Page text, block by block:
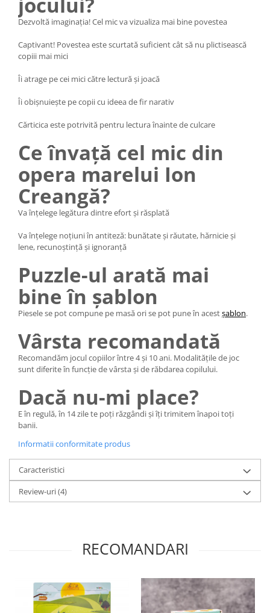
Dezvoltă imaginația! Cel mic va vizualiza mai bine povestea
Captivant! Povestea este scurtată suficient cât să nu plictisească
copiii mai mici
Îi atrage pe cei mici către lectură și joacă
Îi obișnuiește pe copii cu ideea de fir narativ
Cărticica este potrivită pentru lectura înainte de culcare
Ce învață cel mic din
opera marelui Ion
Creangă?
Va înțelege legătura dintre efort și răsplată
Va înțelege noțiuni în antiteză: bunătate și răutate, hărnicie și
lene, recunoștință și ignoranță
Puzzle-ul arată mai
bine în șablon
Piesele se pot compune pe masă ori se pot pune în acestșablon.
Vârsta recomandată
Recomandăm jocul copiilor între 4 și 10 ani. Modalitățile de joc
sunt diferite în funcție de vârsta și de răbdarea copilului.
Dacă nu-mi place?
E în regulă, în 14 zile te poți răzgândi și îți trimitem înapoi toți
banii.
Informatii conformitate produs
Caracteristici
Review-uri(4)
RECOMANDARI